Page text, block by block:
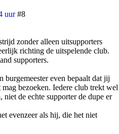
uur #8
zonder alleen uitsupporters
richting de uitspelende club.
supporters.
burgemeester even bepaalt dat jij
bezoeken. Iedere club trekt wel
niet de echte supporter de dupe er
evenzeer als hij, die het niet